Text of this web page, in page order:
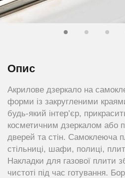
Опис
Акрилове дзеркало на
форми із закругленими
будь-який інтер’єр,
косметичним дзеркалом або
дверей та стін. Самоклеюча
стільниці, шафи, полиці,
Накладки для газової плити
чистоті під час готування.